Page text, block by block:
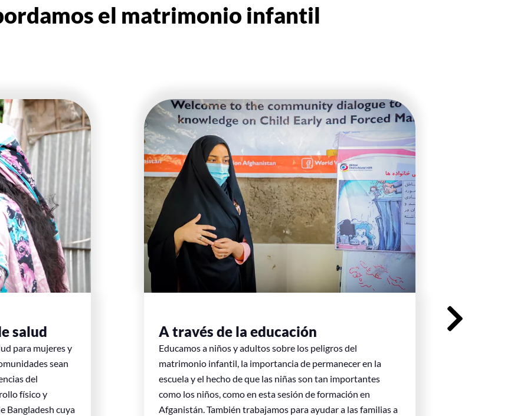
el matrimonio infantil
salud
para mujeres y
sean
del
físico y
Bangladesh cuya
A través de la educación
Educamos a niños y adultos sobre los peligros del
matrimonio infantil, la importancia de permanecer en la
escuela y el hecho de que las niñas son tan importantes
como los niños, como en esta sesión de formación en
Afganistán. También trabajamos para ayudar a las familias a